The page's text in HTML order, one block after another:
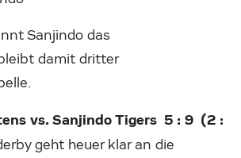
Sanjindo das
damit dritter
vs. Sanjindo Tigers 5 : 9 (2 :
geht heuer klar an die